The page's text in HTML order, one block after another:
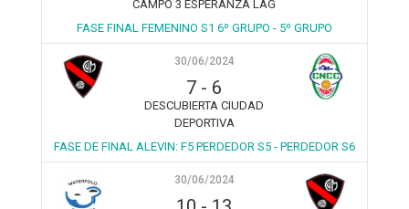
CAMPO 3 ESPERANZA LAG
FASE FINAL FEMENINO S1 6º GRUPO - 5º GRUPO
30/06/2024
7 - 6
DESCUBIERTA CIUDAD
DEPORTIVA
FASE DE FINAL ALEVIN: F5 PERDEDOR S5 - PERDEDOR S6
30/06/2024